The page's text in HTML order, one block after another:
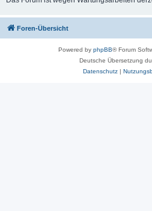
Foren-Übersicht
Powered by phpBB® Forum
Deutsche Übersetzung
Datenschutz|